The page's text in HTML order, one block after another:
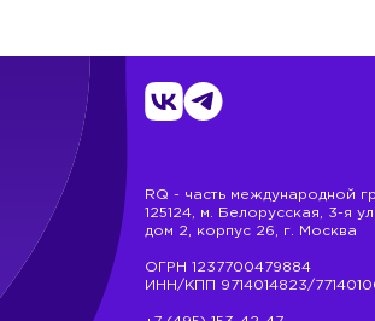
RQ - часть международной
125124, м. Белорусская, 3-я
дом 2, корпус 26, г. Москва
ОГРН 1237700479884
ИНН/КПП 9714014823/